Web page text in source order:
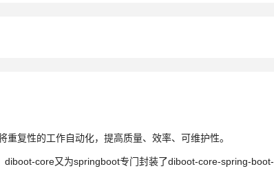
复性的工作自动化，提高质量、效率、可维护性。
core又为springboot专门封装了diboot-core-spring-boot-